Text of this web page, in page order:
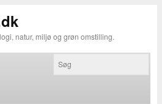
natur, miljø og grøn omstilling.